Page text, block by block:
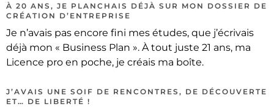
À 20 ANS, JE PLANCHAIS DÉJÀ SUR MON DOSSIER DE
CRÉATION D’ENTREPRISE
Je n’avais pas encore fini mes études, que j’écrivais
déjà mon « Business Plan ». À tout juste 21 ans, ma
Licence pro en poche, je créais ma boîte.
J’AVAIS UNE SOIF DE RENCONTRES, DE DÉCOUVERTE
ET… DE LIBERTÉ !